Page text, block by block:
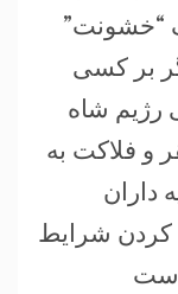
“خشونت”
بر کسی
رژیم شاه
و فلاکت به
داران
کردن شرایط